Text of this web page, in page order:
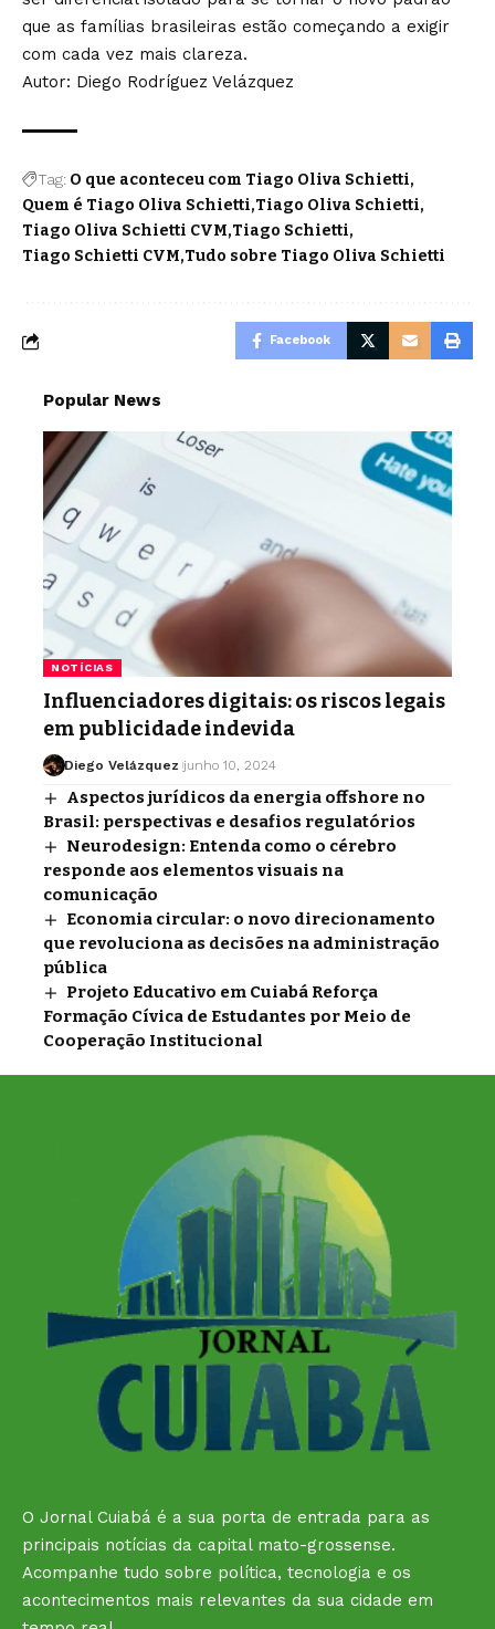
que as famílias brasileiras estão começando a exigir
com cada vez mais clareza.
Autor: Diego Rodríguez Velázquez
Tag: O que aconteceu com Tiago Oliva Schietti
Quem é Tiago Oliva Schietti Tiago Oliva Schietti
Tiago Oliva Schietti CVM Tiago Schietti
Tiago Schietti CVM Tudo sobre Tiago Oliva Schietti
Facebook
Popular News
NOTÍCIAS
Influenciadores digitais: os riscos legais
em publicidade indevida
Diego Velázquez junho 10, 2024
Aspectos jurídicos da energia offshore no
Brasil: perspectivas e desafios regulatórios
Neurodesign: Entenda como o cérebro
responde aos elementos visuais na
comunicação
Economia circular: o novo direcionamento
que revoluciona as decisões na administração
pública
Projeto Educativo em Cuiabá Reforça
Formação Cívica de Estudantes por Meio de
Cooperação Institucional
O Jornal Cuiabá é a sua porta de entrada para as
principais notícias da capital mato-grossense.
Acompanhe tudo sobre política, tecnologia e os
acontecimentos mais relevantes da sua cidade em